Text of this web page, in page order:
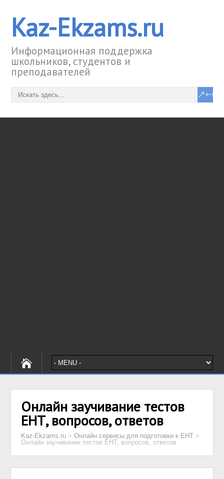
Kaz-Ekzams.ru
Информационная поддержка
школьников, студентов и
преподавателей
Онлайн заучивание тестов
ЕНТ, вопросов, ответов
Kaz-Ekzams.ru >Онлайн сервисы для подготовки к ЕНТ >
Онлайн заучивание тестов ЕНТ, вопросов, ответов